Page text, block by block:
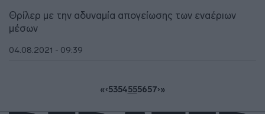
Θρίλερ με την αδυναμία απογείωσης των εναέριων
μέσων
04.08.2021 - 09:39
«‹5354555657›»